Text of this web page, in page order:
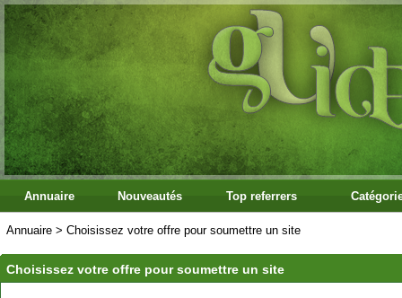
Annuaire Nouveautés Top referrers
Annuaire > Choisissez votre offre pour soumettre un site
Choisissez votre offre pour soumettre un site